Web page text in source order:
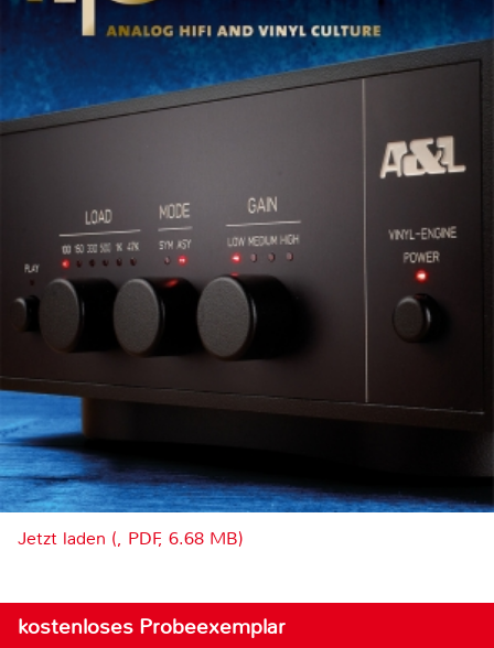
Jetzt laden (, PDF, 6.68 MB)
kostenloses Probeexemplar